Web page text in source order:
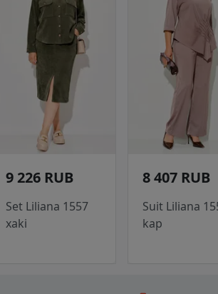
9 226 RUB
Set Liliana 1557
xaki
8 407 RUB
Suit Liliana
kap